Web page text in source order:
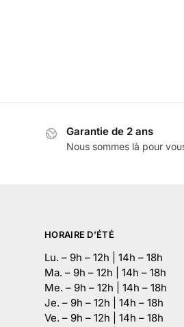
Garantie de 2 ans
Nous sommes là pour
HORAIRE D’ÉTÉ
Lu. – 9h – 12h | 14h – 18h
Ma. – 9h – 12h | 14h – 18h
Me. – 9h – 12h | 14h – 18h
Je. – 9h – 12h | 14h – 18h
Ve. – 9h – 12h | 14h – 18h